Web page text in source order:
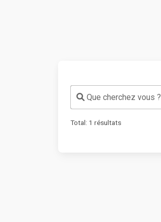
Que cherchez vous ?
Total: 1 résultats